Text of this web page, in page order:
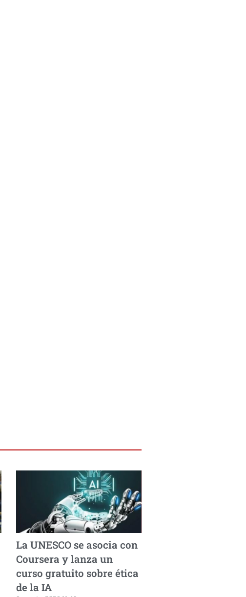
La UNESCO se asocia con
Coursera y lanza un
curso gratuito sobre ética
de la IA